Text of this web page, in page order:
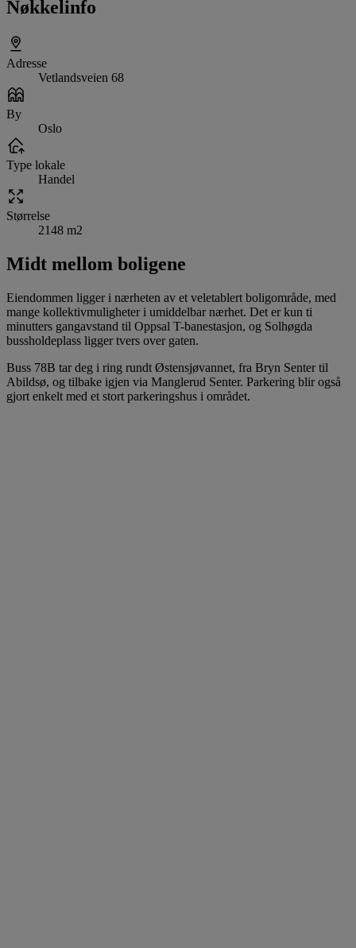
Nøkkelinfo
Adresse
Vetlandsveien 68
By
Oslo
Type lokale
Handel
Størrelse
2148 m2
Midt mellom boligene
Eiendommen ligger i nærheten av et veletablert boligområde, med
mange kollektivmuligheter i umiddelbar nærhet. Det er kun ti
minutters gangavstand til Oppsal T-banestasjon, og Solhøgda
bussholdeplass ligger tvers over gaten.
Buss 78B tar deg i ring rundt Østensjøvannet, fra Bryn Senter til
Abildsø, og tilbake igjen via Manglerud Senter. Parkering blir også
gjort enkelt med et stort parkeringshus i området.